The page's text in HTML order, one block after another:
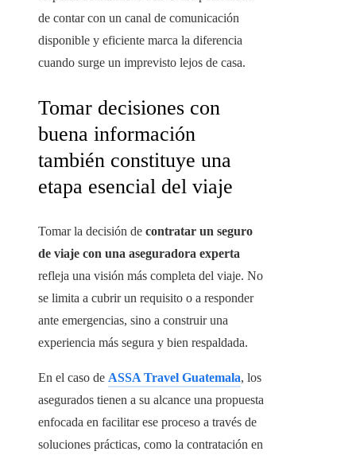
de contar con un canal de comunicación
disponible y eficiente marca la diferencia
cuando surge un imprevisto lejos de casa.
Tomar decisiones con
buena información
también constituye una
etapa esencial del viaje
Tomar la decisión de contratar un seguro
de viaje con una aseguradora experta
refleja una visión más completa del viaje. No
se limita a cubrir un requisito o a responder
ante emergencias, sino a construir una
experiencia más segura y bien respaldada.
En el caso de ASSA Travel Guatemala, los
asegurados tienen a su alcance una propuesta
enfocada en facilitar ese proceso a través de
soluciones prácticas, como la contratación en